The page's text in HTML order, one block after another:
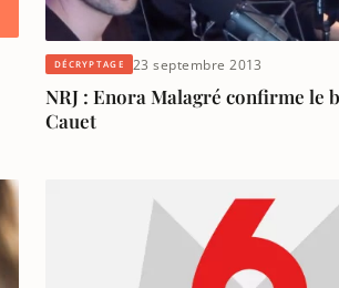
DÉCRYPTAGE 23 septembre 2013
NRJ : Enora Malagré confirme le
Cauet